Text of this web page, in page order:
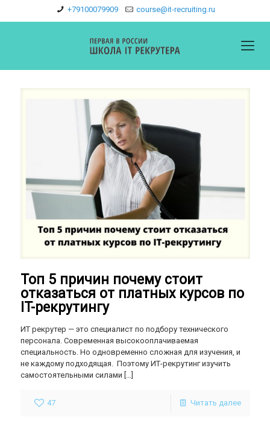
+79100079909 course@it-recruiting.ru
Топ 5 причин почему стоит
отказаться от платных курсов по
IT-рекрутингу
ИТ рекрутер — это специалист по подбору технического
персонала. Современная высокооплачиваемая
специальность. Но одновременно сложная для изучения, и
не каждому подходящая. Поэтому ИТ-рекрутинг изучить
самостоятельными силами […]
47 Читать далее